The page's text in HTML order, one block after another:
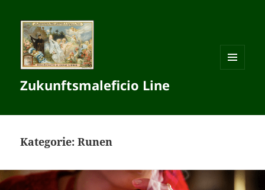
Zukunftsmaleficio Line
Kategorie:Runen